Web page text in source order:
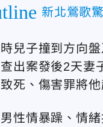
新北鶯歌
兒子撞到方向
出案發後2天妻
死、傷害罪將他
性情暴躁、情